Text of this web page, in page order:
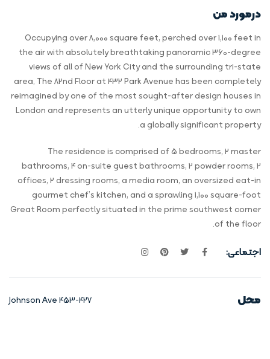
درمورد من
Occupying over 8,000 square feet, perched over 1,100 feet in
the air with absolutely breathtaking panoramic 360-degree
views of all of New York City and the surrounding tri-state
area, The 82nd Floor at 432 Park Avenue has been completely
reimagined by one of the most sought-after design houses in
London and represents an utterly unique opportunity to own
a globally significant property.
The residence is comprised of 5 bedrooms, 2 master
bathrooms, 4 on-suite guest bathrooms, 2 powder rooms, 2
offices, 2 dressing rooms, a media room, an oversized eat-in
gourmet chef’s kitchen, and a sprawling 1,100 square-foot
Great Room perfectly situated in the prime southwest corner
of the floor.
اجتماعی:
محل 453-427 Johnson Ave